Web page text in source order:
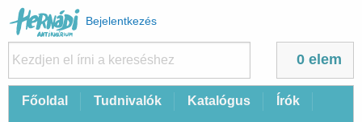
Felhasználói
fiók
menüje
Bejelentkezés
0 elem
FőFőoldal Tudnivalók Katalógus Írók